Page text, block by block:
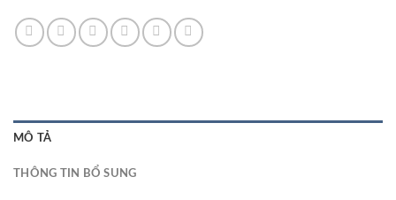
MÔ TẢ
THÔNG TIN BỔ SUNG